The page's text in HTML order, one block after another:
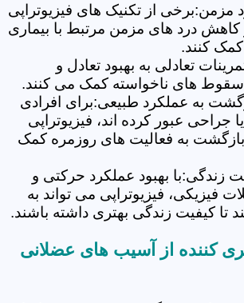
مزمن:برخی از تکنیک های فیزیوتراپی
کاهش درد های مزمن مرتبط با بیماری
کنند.
تعادلی به بهبود تعادل و
سقوط های ناخواسته کمک می کنند.
به عملکرد طبیعی:برای افرادی
جراحی عبور کرده اند، فیزیوتراپی
بازگشت به فعالیت های روزمره کمک
زندگی:با بهبود عملکرد حرکتی و
فیزیکی، فیزیوتراپی می تواند به
تا کیفیت زندگی بهتری داشته باشند.
کننده از آسیب های عضلانی